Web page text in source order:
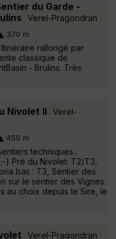
du Garde -
Verel-Pragondran
370 m
rallongé par
classique de
- Brulins. Très
Nivolet II
Verel-
450 m
techniques...
) Pré du Nivolet: T2/T3,
bas : T3, Sentier des
sur le sentier des Vignes
au choix depuis le Sire, le
Verel-Pragondran